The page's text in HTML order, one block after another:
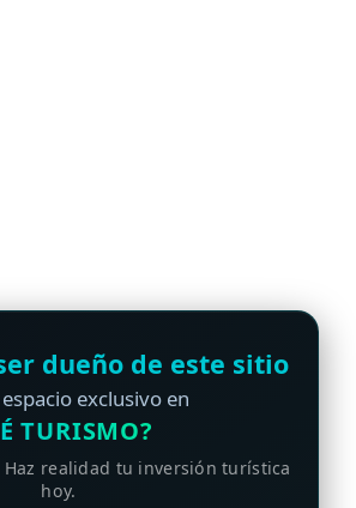
dueño de este sitio
exclusivo en
TURISMO?
realidad tu inversión turística
hoy.